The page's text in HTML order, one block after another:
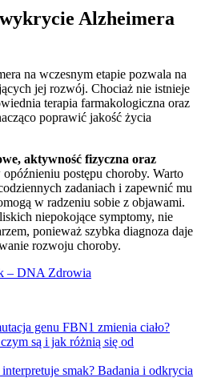
Alzheimera
na wczesnym etapie pozwala na
jej rozwój. Chociaż nie istnieje
terapia farmakologiczna oraz
poprawić jakość życia
aktywność fizyczna oraz
postępu choroby. Warto
zadaniach i zapewnić mu
w radzeniu sobie z objawami.
niepokojące symptomy, nie
ponieważ szybka diagnoza daje
rozwoju choroby.
– DNA Zdrowia
genu FBN1 zmienia ciało?
są i jak różnią się od
smak? Badania i odkrycia